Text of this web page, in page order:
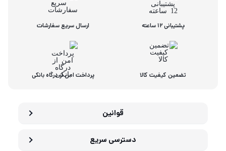
پشتیبانی 12 ساعته ارسال سریع سفارشات
تضمین کیفیت کالا پرداخت امن از درگاه بانکی
قوانین
دسترسی سریع